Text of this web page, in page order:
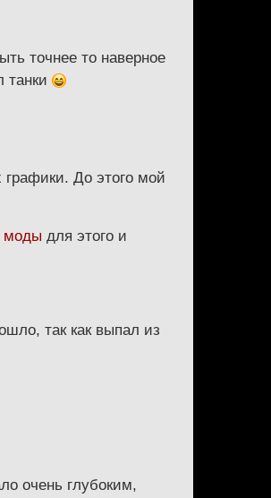
точнее то наверное
танки
До этого мой
моды для этого и
так как выпал из
очень глубоким,